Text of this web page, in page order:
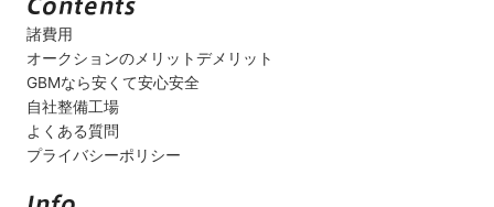
諸費用
オークションのメリットデメリット
GBMなら安くて安心安全
自社整備工場
よくある質問
プライバシーポリシー